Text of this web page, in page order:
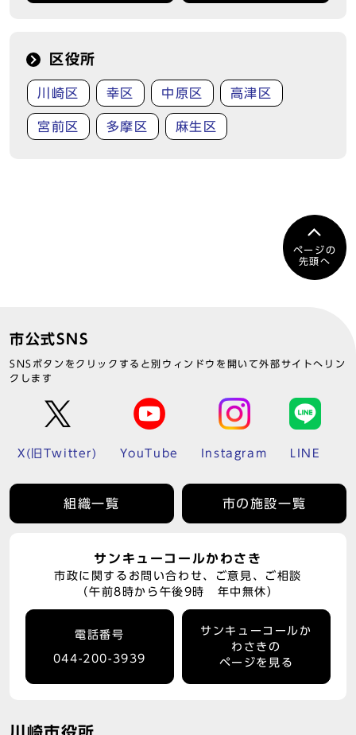
区役所
川崎区 幸区 中原区 高津区
宮前区 多摩区 麻生区
ページの
先頭へ
市公式SNS
SNSボタンをクリックすると別ウィンドウを開いて外部サイトへリン
クします
X(旧Twitter) YouTube Instagram LINE
組織一覧 市の施設一覧
サンキューコールかわさき
市政に関するお問い合わせ、ご意見、ご相談
（午前8時から午後9時 年中無休）
電話番号
044-200-3939
サンキューコールか
わさきの
ページを見る
川崎市役所